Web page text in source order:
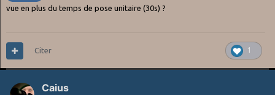
vue en plus du temps de pose unitaire (30s) ?
1
Citer
Caius